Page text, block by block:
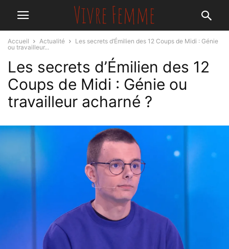
Accueil Actualité
Les secrets d’Émilien des 12 Coups de Midi : Génie
ou travailleur...
Les secrets d’Émilien des 12
Coups de Midi : Génie ou
travailleur acharné ?